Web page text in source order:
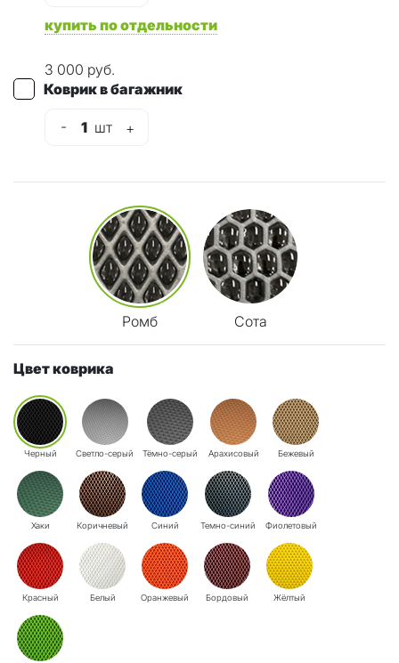
купить по отдельности
3 000 руб.
Коврик в багажник
- 1 шт +
Ромб Сота
Цвет коврика
Черный Светло-серый Тёмно-серый Арахисовый Бежевый
Хаки Коричневый Синий Темно-синий Фиолетовый
Красный Белый Оранжевый Бордовый Жёлтый